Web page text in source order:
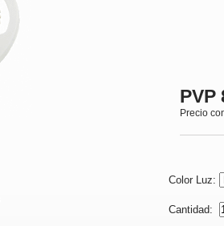
PVP
Precio
Color Luz:
Cantidad: